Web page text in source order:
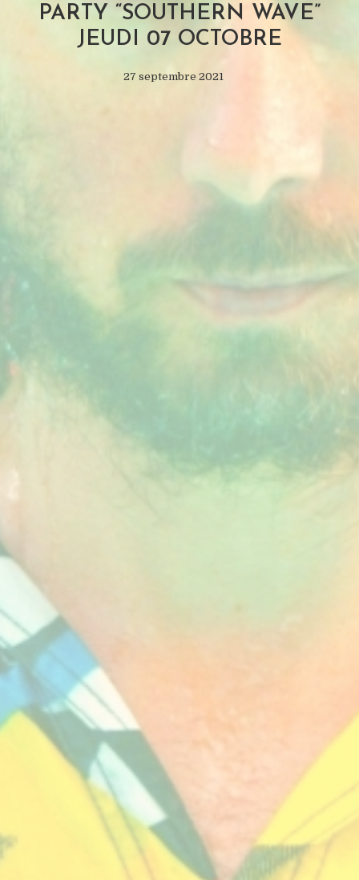
PARTY “SOUTHERN WAVE”
JEUDI 07 OCTOBRE
27 septembre 2021